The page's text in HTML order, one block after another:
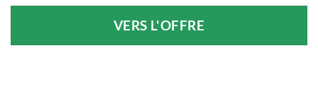
initial
était :
actuel
est :
VERS L'OFFRE